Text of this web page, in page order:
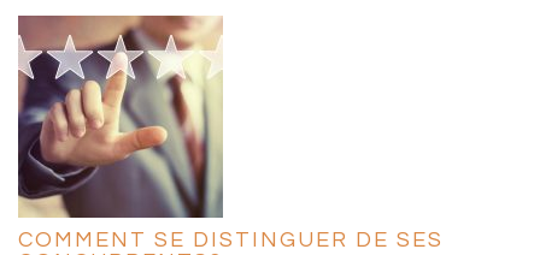
COMMENT SE DISTINGUER DE SES